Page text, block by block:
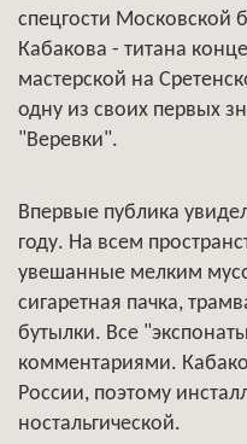
спецгости Московской
Кабакова - титана
мастерской на
одну из своих первых
"Веревки".
Впервые публика
году. На всем
увешанные мелким
сигаретная пачка,
бутылки. Все
комментариями.
России, поэтому
ностальгической.